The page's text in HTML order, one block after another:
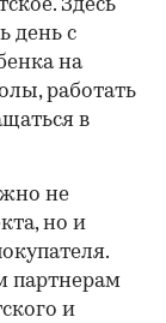
Здесь
день с
на
работать
в
не
но и
партнерам
и